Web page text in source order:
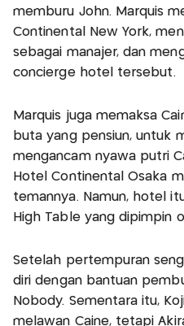
memburu John. Marquis
Continental New York,
sebagai manajer, dan
concierge hotel tersebut.
Marquis juga memaksa
buta yang pensiun, untuk
mengancam nyawa putri
Hotel Continental Osaka
temannya. Namun, hotel
High Table yang dipimpin
Setelah pertempuran
diri dengan bantuan
Nobody. Sementara itu,
melawan Caine, tetapi